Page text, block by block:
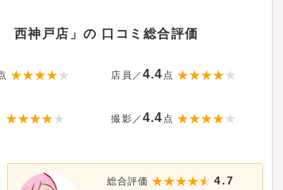
西神戸店」の 口コミ総合評価
店員／4.4 点
撮影／4.4 点
総合評価 4.7